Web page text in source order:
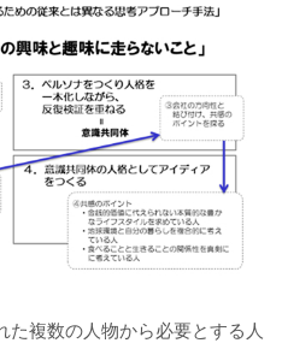
複数の人物から必要とする人